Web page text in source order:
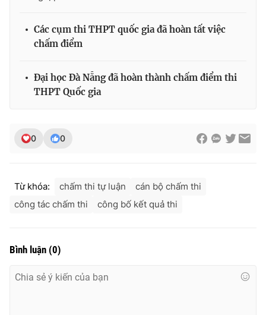
toasoan@vtv.vn
Liên hệ quảng cáo:
® Cấm sao chép dưới mọi hình thức nếu không có sự chấp
Các cụm thi THPT quốc gia đã hoàn tất việc
chấm điểm
Đại học Đà Nẵng đã hoàn thành chấm điểm thi
THPT Quốc gia
0 0
Từ khóa: chấm thi tự luận
cán bộ chấm thi
công tác chấm thi
công bố kết quả thi
Bình luận (0)